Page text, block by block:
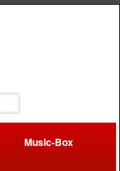
Music-Box